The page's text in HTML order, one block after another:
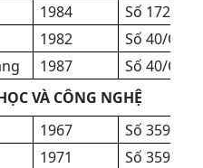
1984
Số 1722/
1982
Số 40/QĐ-
1987
Số 40/QĐ-
VÀ CÔNG NGHỆ
1967
Số 3593/
1971
Số 3593/